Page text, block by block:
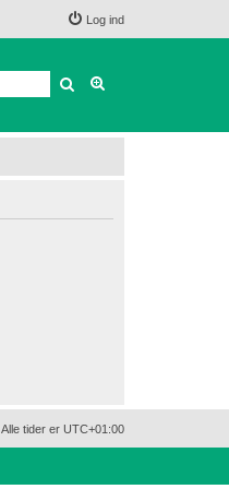
Log ind
Søg
Alle tider er UTC+01:00